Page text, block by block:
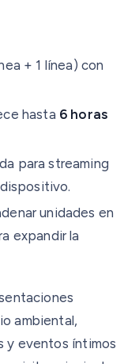
+ 1 línea) con
hasta 6 horas
para streaming
unidades en
expandir la
ambiental,
y eventos íntimos